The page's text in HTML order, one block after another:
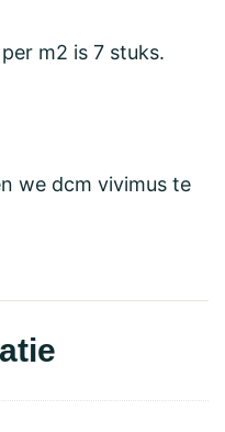
m2 is 7 stuks.
we dcm vivimus te